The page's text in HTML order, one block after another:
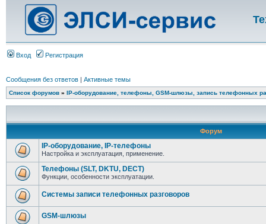
Вход Регистрация
Сообщения без ответов | Активные темы
Список форумов » IP-оборудование, телефоны, GSM-шлюзы, запись телефонных
Форум
IP-оборудование, IP-телефоны
Настройка и эксплуатация, применение.
Телефоны (SLT, DKTU, DECT)
Функции, особенности эксплуатации.
Системы записи телефонных разговоров
GSM-шлюзы